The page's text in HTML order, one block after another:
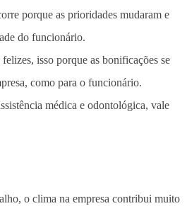
porque as prioridades mudaram e
do funcionário.
isso porque as bonificações se
como para o funcionário.
médica e odontológica, vale
o clima na empresa contribui muito